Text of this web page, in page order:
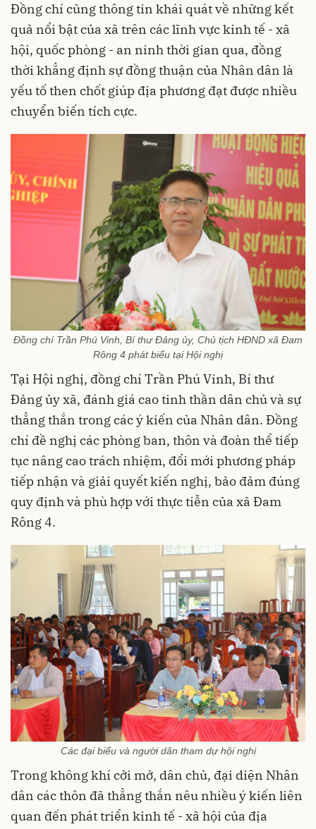
Đồng chí cũng thông tin khái quát về những kết
quả nổi bật của xã trên các lĩnh vực kinh tế - xã
hội, quốc phòng - an ninh thời gian qua, đồng
thời khẳng định sự đồng thuận của Nhân dân là
yếu tố then chốt giúp địa phương đạt được nhiều
chuyển biến tích cực.
Đồng chí Trần Phú Vinh, Bí thư Đảng ủy, Chủ tịch HĐND xã Đam
Rông 4 phát biểu tại Hội nghị
Tại Hội nghị, đồng chí Trần Phú Vinh, Bí thư
Đảng ủy xã, đánh giá cao tinh thần dân chủ và sự
thẳng thắn trong các ý kiến của Nhân dân. Đồng
chí đề nghị các phòng ban, thôn và đoàn thể tiếp
tục nâng cao trách nhiệm, đổi mới phương pháp
tiếp nhận và giải quyết kiến nghị, bảo đảm đúng
quy định và phù hợp với thực tiễn của xã Đam
Rông 4.
Các đại biểu và người dân tham dự hội nghị
Trong không khí cởi mở, dân chủ, đại diện Nhân
dân các thôn đã thẳng thắn nêu nhiều ý kiến liên
quan đến phát triển kinh tế - xã hội của địa